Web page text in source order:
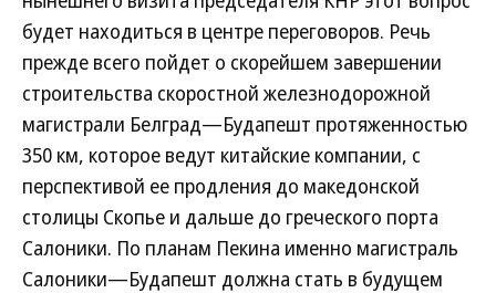
будет находиться в центре переговоров. Речь
прежде всего пойдет о скорейшем завершении
строительства скоростной железнодорожной
магистрали Белград—Будапешт протяженностью
350 км, которое ведут китайские компании, с
перспективой ее продления до македонской
столицы Скопье и дальше до греческого порта
Салоники. По планам Пекина именно магистраль
Салоники—Будапешт должна стать в будущем